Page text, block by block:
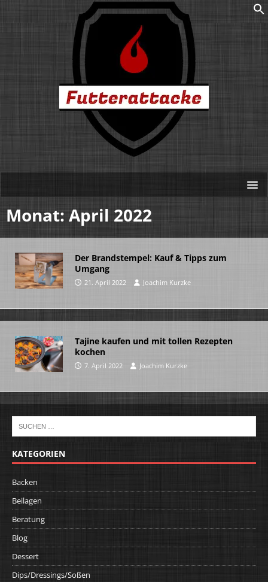
Monat: April 2022
Der Brandstempel: Kauf & Tipps zum
Umgang
21. April 2022 Joachim Kurzke
Tajine kaufen und mit tollen Rezepten
kochen
7. April 2022 Joachim Kurzke
KATEGORIEN
Backen
Beilagen
Beratung
Blog
Dessert
Dips/Dressings/Soßen